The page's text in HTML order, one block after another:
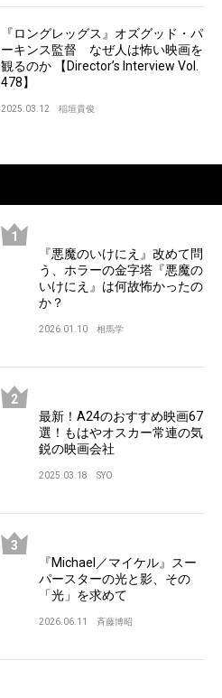
『ロングレッグス』オズグッド・パ
ーキンス監督 なぜ人は怖い映画を
観るのか 【Director’s Interview Vol.
478】
2025.03.12 稲垣貴俊
『悪魔のいけにえ』改めて問
う、ホラーの金字塔『悪魔の
いけにえ』は何故怖かったの
か？
2026.01.10 相馬学
最新！A24のおすすめ映画67
選！もはやオスカー常連の気
鋭の映画会社
2025.03.18 SYO
『Michael／マイケル』スー
パースターの光と影、その
「光」を求めて
2026.06.11 斉藤博昭